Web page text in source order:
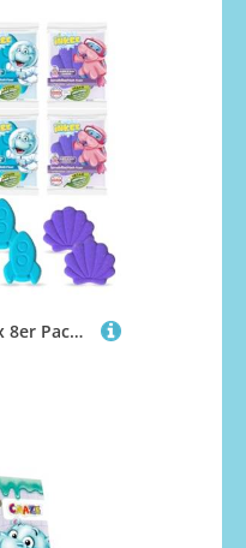
INKEE Bath Fizzer Mix 8er Pack - 8x Sprudelbad Kinder Badebomben mit Mandelöl, Badekugeln 8x 20g mit Aroma - Kinder Badezusatz